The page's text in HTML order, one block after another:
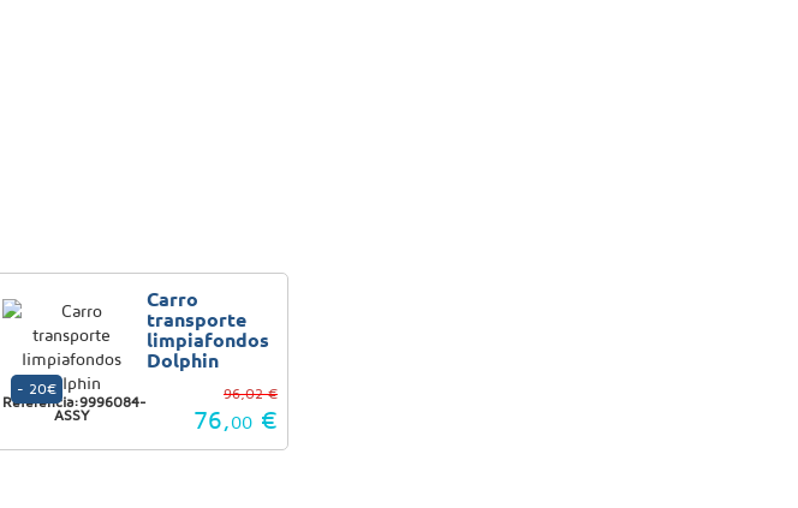
- 20€
Referencia:9996084-
ASSY
Carro
transporte
limpiafondos
Dolphin
96,02 €
76,00 €